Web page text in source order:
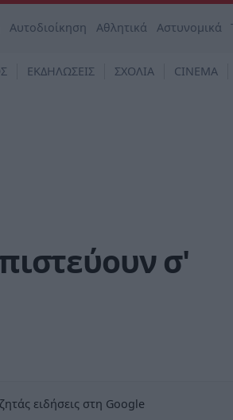
Αυτοδιοίκηση Αθλητικά Αστυνομικά
ΕΚΔΗΛΩΣΕΙΣ ΣΧΟΛΙΑ CINEMA
σ'
ειδήσεις στη Google